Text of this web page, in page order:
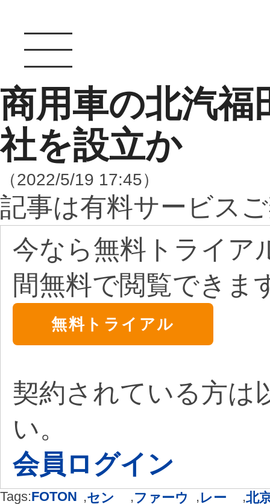
商用車の北汽福
社を設立か
（2022/5/19 17:45）
記事は有料サービス
今なら無料トライア
間無料で閲覧できま
無料トライアル
契約されている方は
い。
会員ログイン
Tags:FOTON ,セン
,ファーウ
,レー
,北